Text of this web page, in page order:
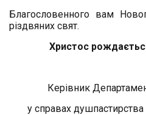
Благословенного вам
різдвяних свят.
Христос
Керівник
у справах